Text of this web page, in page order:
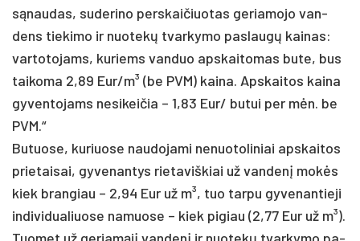
sąnau­das, su­de­ri­no per­skai­čiuo­tas ge­ria­mo­jo van­
dens tie­ki­mo ir nuo­tekų tvar­ky­mo pa­slaugų kai­nas:
var­to­to­jams, ku­riems van­duo ap­skai­to­mas bu­te, bus
tai­ko­ma 2,89 Eur/m³ (be PVM) kai­na. Aps­kai­tos kai­na
gy­ven­to­jams ne­si­kei­čia – 1,83 Eur/ bu­tui per mėn. be
PVM.“
Bu­tuo­se, ku­riuo­se nau­do­ja­mi ne­nuo­to­li­niai ap­skai­tos
prie­tai­sai, gy­ve­nan­tys rie­ta­viš­kiai už van­denį mokės
kiek bran­giau – 2,94 Eur už m³, tuo tar­pu gy­ve­nan­tie­ji
in­di­vi­dua­liuo­se na­muo­se – kiek pi­giau (2,77 Eur už m³).